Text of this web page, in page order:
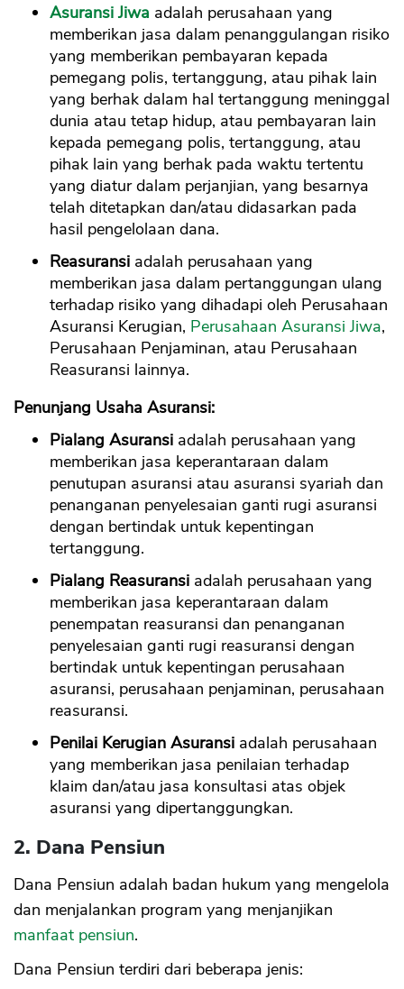
Asuransi Jiwa adalah perusahaan yang
memberikan jasa dalam penanggulangan risiko
yang memberikan pembayaran kepada
pemegang polis, tertanggung, atau pihak lain
yang berhak dalam hal tertanggung meninggal
dunia atau tetap hidup, atau pembayaran lain
kepada pemegang polis, tertanggung, atau
pihak lain yang berhak pada waktu tertentu
yang diatur dalam perjanjian, yang besarnya
telah ditetapkan dan/atau didasarkan pada
hasil pengelolaan dana.
Reasuransi adalah perusahaan yang
memberikan jasa dalam pertanggungan ulang
terhadap risiko yang dihadapi oleh Perusahaan
Asuransi Kerugian, Perusahaan Asuransi Jiwa,
Perusahaan Penjaminan, atau Perusahaan
Reasuransi lainnya.
Penunjang Usaha Asuransi:
Pialang Asuransi adalah perusahaan yang
memberikan jasa keperantaraan dalam
penutupan asuransi atau asuransi syariah dan
penanganan penyelesaian ganti rugi asuransi
dengan bertindak untuk kepentingan
tertanggung.
Pialang Reasuransi adalah perusahaan yang
memberikan jasa keperantaraan dalam
penempatan reasuransi dan penanganan
penyelesaian ganti rugi reasuransi dengan
bertindak untuk kepentingan perusahaan
asuransi, perusahaan penjaminan, perusahaan
reasuransi.
Penilai Kerugian Asuransi adalah perusahaan
yang memberikan jasa penilaian terhadap
klaim dan/atau jasa konsultasi atas objek
asuransi yang dipertanggungkan.
2. Dana Pensiun
Dana Pensiun adalah badan hukum yang mengelola
dan menjalankan program yang menjanjikan
manfaat pensiun.
Dana Pensiun terdiri dari beberapa jenis: